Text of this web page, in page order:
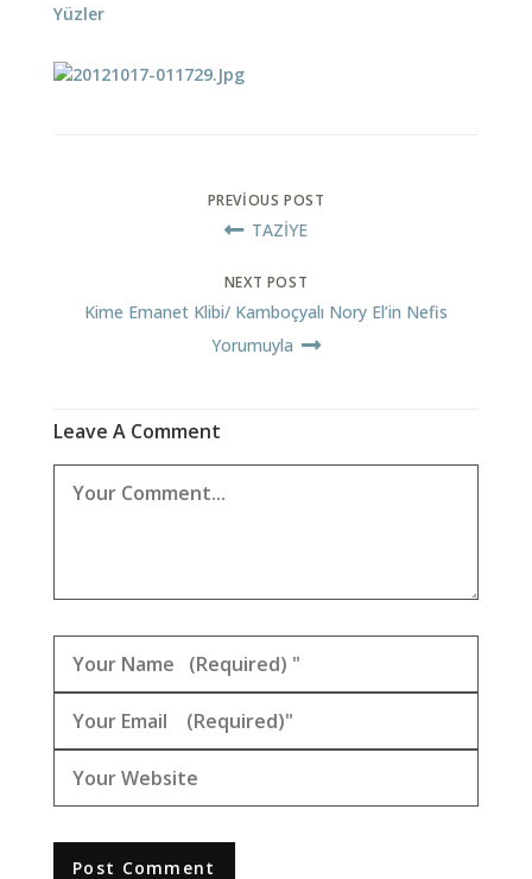
Yüzler
PREVIOUS POST
TAZİYE
NEXT POST
Kime Emanet Klibi/ Kamboçyalı Nory El’in Nefis
Yorumuyla
Leave A Comment